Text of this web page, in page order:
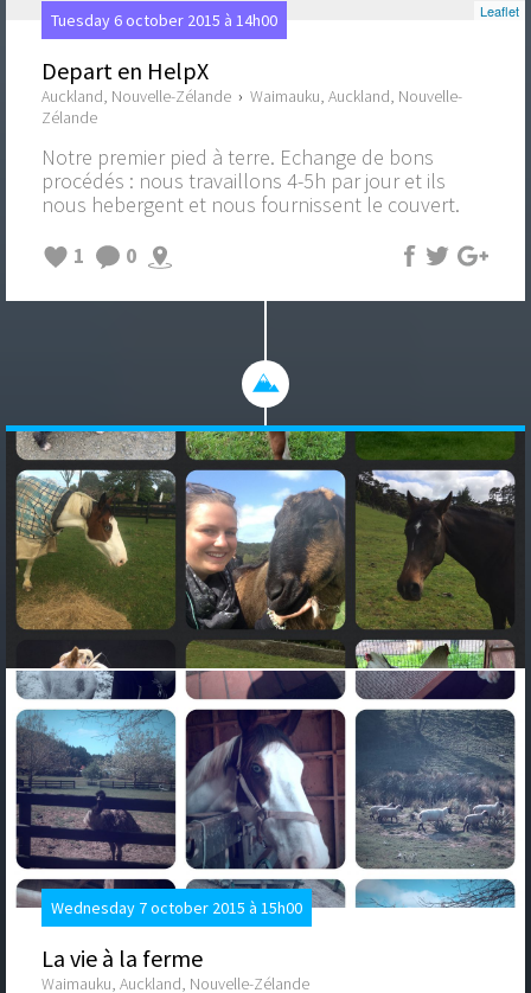
Leaflet
Tuesday 6 october 2015 à 14h00
Depart en HelpX
Auckland, Nouvelle-Zélande › Waimauku, Auckland, Nouvelle-
Zélande
Notre premier pied à terre. Echange de bons
procédés : nous travaillons 4-5h par jour et ils
nous hebergent et nous fournissent le couvert.
1
0
Wednesday 7 october 2015 à 15h00
La vie à la ferme
Waimauku, Auckland, Nouvelle-Zélande